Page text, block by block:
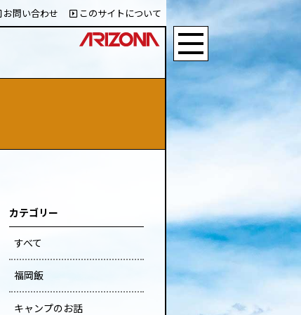
お問い合わせ このサイトについて
カテゴリー
すべて
福岡飯
キャンプのお話